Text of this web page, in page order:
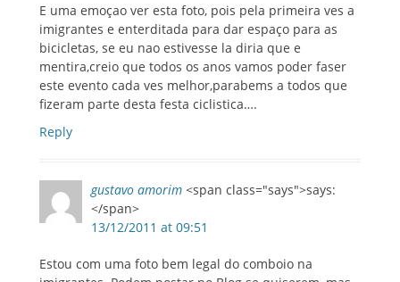
E uma emoçao ver esta foto, pois pela primeira ves a
imigrantes e enterditada para dar espaço para as
bicicletas, se eu nao estivesse la diria que e
mentira,creio que todos os anos vamos poder faser
este evento cada ves melhor,parabems a todos que
fizeram parte desta festa ciclistica….
Reply
gustavo amorim <span class="says">says:
</span>
13/12/2011 at 09:51
Estou com uma foto bem legal do comboio na